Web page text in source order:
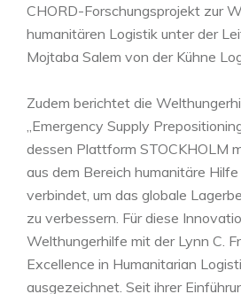
CHORD-Forschungsprojekt zur
humanitären Logistik unter der
Mojtaba Salem von der Kühne
Zudem berichtet die
„Emergency Supply
dessen Plattform STOCKHOLM
aus dem Bereich humanitäre
verbindet, um das globale
zu verbessern. Für diese
Welthungerhilfe mit der Lynn C.
Excellence in Humanitarian
ausgezeichnet. Seit ihrer